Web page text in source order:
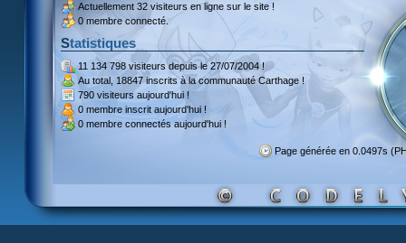
Actuellement 32 visiteurs en ligne sur le site !
0 membre connecté.
Statistiques
11 134 798 visiteursdepuis le 27/07/2004 !
Au total, 18847 inscritsà la communauté Carthage !
790 visiteurs aujourd'hui !
0 membre inscrit aujourd'hui !
0 membre connectés aujourd'hui !
Page générée en 0.0497s